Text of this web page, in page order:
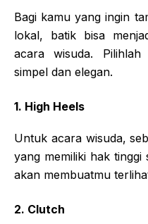
Bagi kamu yang ingin
lokal, batik bisa
acara wisuda.
simpel dan elegan.
1. High Heels
Untuk acara wisuda,
yang memiliki hak
akan membuatmu
2. Clutch